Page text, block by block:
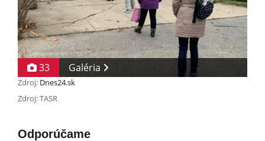
33 Galéria
Zdroj: Dnes24.sk
Zdroj: TASR
Odporúčame